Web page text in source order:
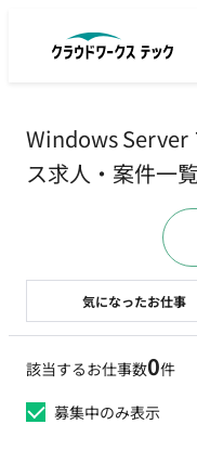
Windows Server
ス求人・案件一覧
該当するお仕事数0件
募集中のみ表示
気になったお仕事